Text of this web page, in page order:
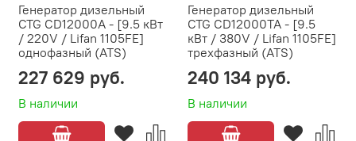
Генератор дизельный
CTG CD12000A - [9.5 кВт
/ 220V / Lifan 1105FE]
однофазный (ATS)
В наличии
227 629 руб.
Генератор дизельный
CTG CD12000TA - [9.5
кВт / 380V / Lifan 1105FE]
трехфазный (ATS)
В наличии
240 134 руб.